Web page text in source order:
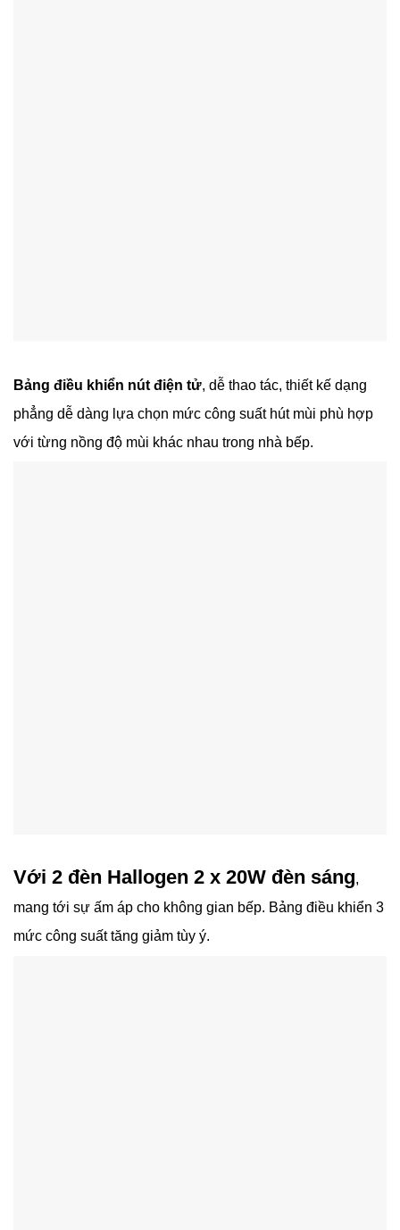
Bảng điều khiển nút điện tử, dễ thao tác, thiết kế dạng
phẳng dễ dàng lựa chọn mức công suất hút mùi phù hợp
với từng nồng độ mùi khác nhau trong nhà bếp.
Với 2 đèn Hallogen 2 x 20W đèn sáng,
mang tới sự ấm áp cho không gian bếp. Bảng điều khiển 3
mức công suất tăng giảm tùy ý.